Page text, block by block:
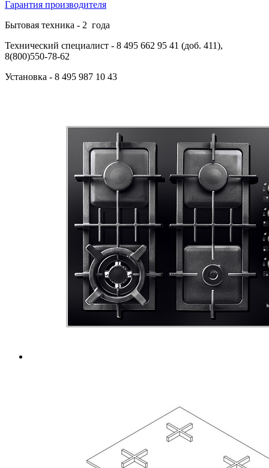
Гарантия производителя
Бытовая техника - 2 года
Технический специалист - 8 495 662 95 41 (доб. 411),
8(800)550-78-62
Установка - 8 495 987 10 43